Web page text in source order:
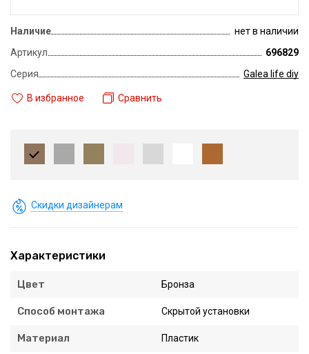
Наличие
нет в наличии
Артикул
696829
Серия
Galea life diy
В избранное Сравнить
Скидки дизайнерам
Характеристики
Цвет Бронза
Способ монтажа Скрытой установки
Материал Пластик